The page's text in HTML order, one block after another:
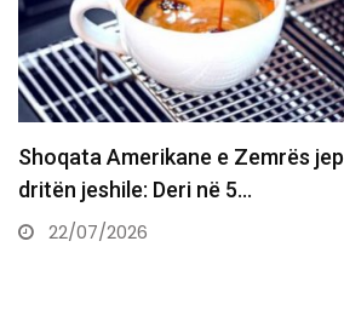
Shoqata Amerikane e Zemrës jep
dritën jeshile: Deri në 5…
22/07/2026